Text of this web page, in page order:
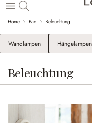
Zum Hauptinhalt springen
Home Bad Beleuchtung
Wandlampen Hängelampen
Beleuchtung